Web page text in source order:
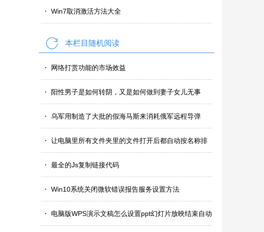
Win7取消激活方法大全
本栏目随机阅读
网络打赏功能的市场效益
阳性男子是如何转阴，又是如何做到妻子女儿无事
的？
乌军用制造了大批的假海马斯来消耗俄军远程导弹
让电脑里所有文件夹里的文件打开后都自动按名称排
序
最全的Js复制链接代码
Win10系统关闭微软错误报告服务设置方法
电脑版WPS演示文稿怎么设置ppt幻灯片放映结束自动